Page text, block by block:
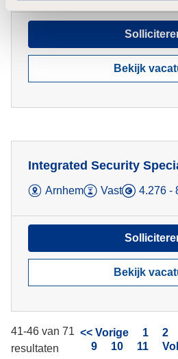
Bekijk
Integrated Security
Arnhem Vast 4.276 -
Bekijk
41-46 van 71
resultaten
<< Vorige 1 2
9
10 11